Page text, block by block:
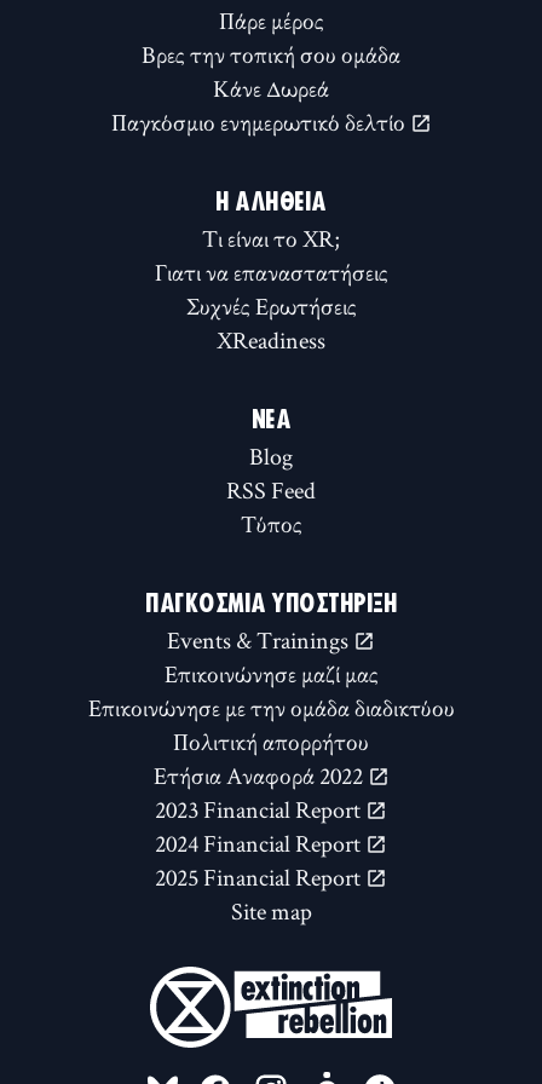
Πάρε μέρος
Βρες την τοπική σου ομάδα
Κάνε Δωρεά
Παγκόσμιο ενημερωτικό δελτίο
Η ΑΛΉΘΕΙΑ
Τι είναι το XR;
Γιατι να επαναστατήσεις
Συχνές Ερωτήσεις
XReadiness
ΝΈΑ
Blog
RSS Feed
Τύπος
ΠΑΓΚΌΣΜΙΑ ΥΠΟΣΤΉΡΙΞΗ
Events & Trainings
Επικοινώνησε μαζί μας
Επικοινώνησε με την ομάδα διαδικτύου
Πολιτική απορρήτου
Ετήσια Αναφορά 2022
2023 Financial Report
2024 Financial Report
2025 Financial Report
Site map